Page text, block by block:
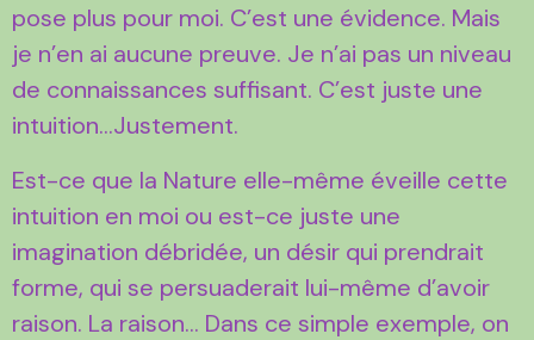
pose plus pour moi. C’est une évidence. Mais
je n’en ai aucune preuve. Je n’ai pas un niveau
de connaissances suffisant. C’est juste une
intuition…Justement.
Est-ce que la Nature elle-même éveille cette
intuition en moi ou est-ce juste une
imagination débridée, un désir qui prendrait
forme, qui se persuaderait lui-même d’avoir
raison. La raison… Dans ce simple exemple, on